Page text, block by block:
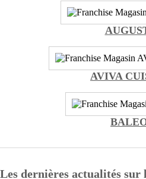
AVIVA
Les dernières actualités sur